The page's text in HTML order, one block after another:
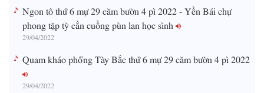
Ngon tô thứ 6 mự 29 căm bườn 4 pì 2022 - Yền Bái chự
phong tặp tỳ cằn cuồng pùn lan học sình
29/04/2022
Quam kháo phổng Tày Bắc thứ 6 mự 29 căm bườn 4 pì 2022
29/04/2022